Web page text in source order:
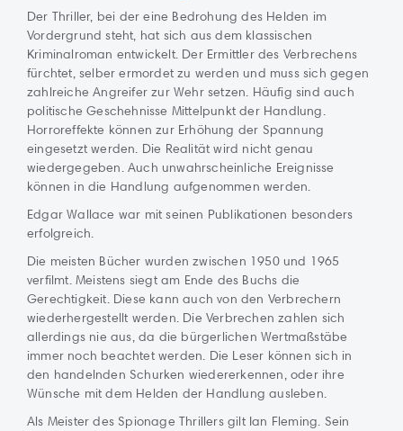
Der Thriller, bei der eine Bedrohung des Helden im
Vordergrund steht, hat sich aus dem klassischen
Kriminalroman entwickelt. Der Ermittler des Verbrechens
fürchtet, selber ermordet zu werden und muss sich gegen
zahlreiche Angreifer zur Wehr setzen. Häufig sind auch
politische Geschehnisse Mittelpunkt der Handlung.
Horroreffekte können zur Erhöhung der Spannung
eingesetzt werden. Die Realität wird nicht genau
wiedergegeben. Auch unwahrscheinliche Ereignisse
können in die Handlung aufgenommen werden.
Edgar Wallace war mit seinen Publikationen besonders
erfolgreich.
Die meisten Bücher wurden zwischen 1950 und 1965
verfilmt. Meistens siegt am Ende des Buchs die
Gerechtigkeit. Diese kann auch von den Verbrechern
wiederhergestellt werden. Die Verbrechen zahlen sich
allerdings nie aus, da die bürgerlichen Wertmaßstäbe
immer noch beachtet werden. Die Leser können sich in
den handelnden Schurken wiedererkennen, oder ihre
Wünsche mit dem Helden der Handlung ausleben.
Als Meister des Spionage Thrillers gilt Ian Fleming. Sein